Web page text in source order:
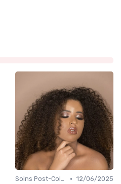
Soins Post-Coloration • 12/06/2025